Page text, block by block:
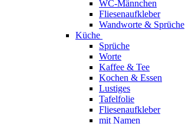
WC-Männchen
Fliesenaufkleber
Wandworte & Sprüche
Küche
Sprüche
Worte
Kaffee & Tee
Kochen & Essen
Lustiges
Tafelfolie
Fliesenaufkleber
mit Namen